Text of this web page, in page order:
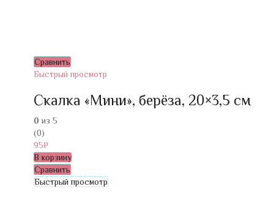
Сравнить
Быстрый просмотр
Скалка «Мини», берёза, 20×3,5 см
0 из 5
(0)
95₽
В корзину
Сравнить
Быстрый просмотр